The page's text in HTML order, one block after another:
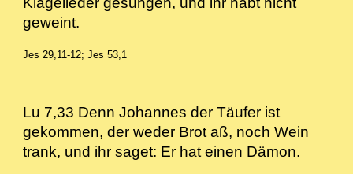
geweint.
Jes 29,11-12; Jes 53,1
Lu 7,33 Denn Johannes der Täufer ist
gekommen, der weder Brot aß, noch Wein
trank, und ihr saget: Er hat einen Dämon.